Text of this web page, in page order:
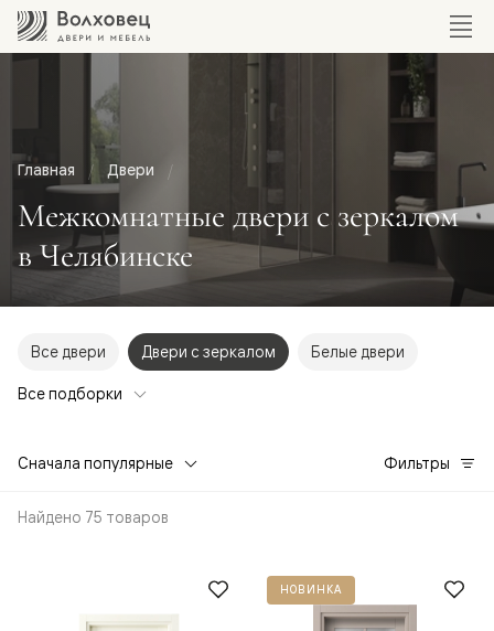
Главная Двери
Межкомнатные двери с зеркалом
в Челябинске
Все двери Двери с зеркалом Белые двери
Все подборки
Сначала популярные Фильтры
Найдено 75 товаров
НОВИНКА